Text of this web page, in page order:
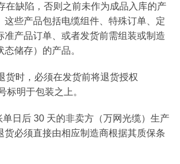
在缺陷，否则之前未作为成品入库的产
这些产品包括电缆组件、特殊订单、定
准产品订单、或者发货前需组装或制造
态储存）的产品。
货时，必须在发货前将退货授权
标明于包装之上。
单日后 30 天的非卖方（万网光缆）生产
货必须直接由相应制造商根据其质保条